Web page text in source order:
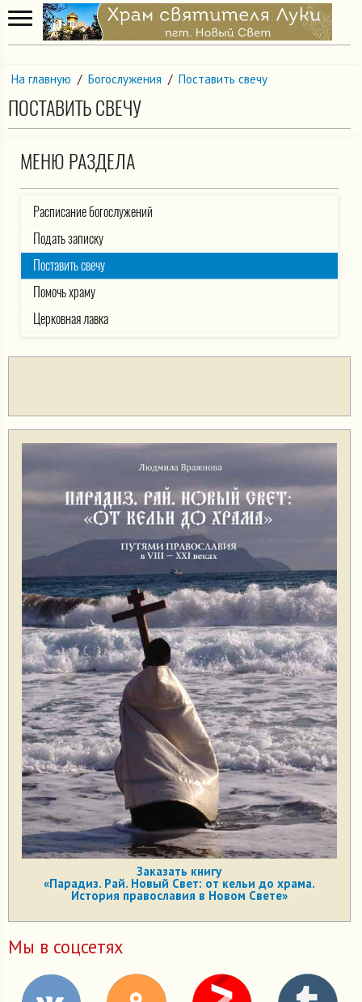
На главную / Богослужения / Поставить свечу
ПОСТАВИТЬ СВЕЧУ
МЕНЮ РАЗДЕЛА
Расписание богослужений
Подать записку
Поставить свечу
Помочь храму
Церковная лавка
Заказать книгу
«Парадиз. Рай. Новый Свет: от кельи до храма.
История православия в Новом Свете»
Мы в соцсетях